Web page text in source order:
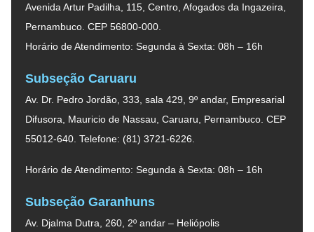
Avenida Artur Padilha, 115, Centro, Afogados da Ingazeira,
Pernambuco. CEP 56800-000.
Horário de Atendimento: Segunda à Sexta: 08h – 16h
Subseção Caruaru
Av. Dr. Pedro Jordão, 333, sala 429, 9º andar, Empresarial
Difusora, Mauricio de Nassau, Caruaru, Pernambuco. CEP
55012-640. Telefone: (81) 3721-6226.
Horário de Atendimento: Segunda à Sexta: 08h – 16h
Subseção Garanhuns
Av. Djalma Dutra, 260, 2º andar – Heliópolis